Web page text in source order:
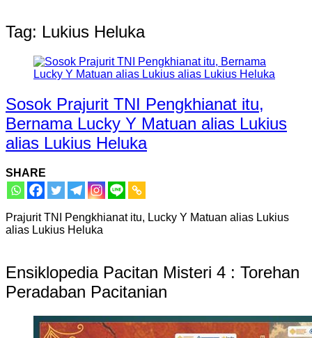
Tag: Lukius Heluka
Sosok Prajurit TNI Pengkhianat itu,
Bernama Lucky Y Matuan alias Lukius
alias Lukius Heluka
SHARE
Prajurit TNI Pengkhianat itu, Lucky Y Matuan alias Lukius
alias Lukius Heluka
Ensiklopedia Pacitan Misteri 4 : Torehan
Peradaban Pacitanian